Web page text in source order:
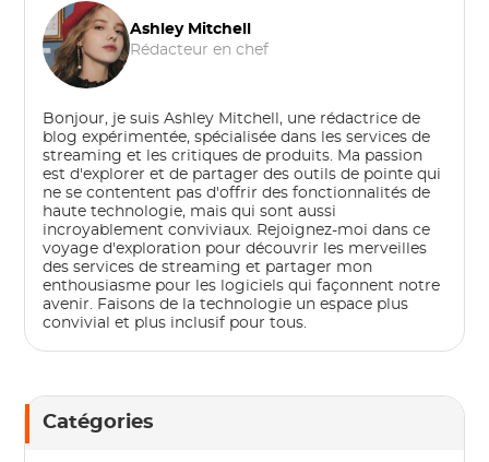
Ashley Mitchell
Rédacteur en chef
Bonjour, je suis Ashley Mitchell, une rédactrice de
blog expérimentée, spécialisée dans les services de
streaming et les critiques de produits. Ma passion
est d'explorer et de partager des outils de pointe qui
ne se contentent pas d'offrir des fonctionnalités de
haute technologie, mais qui sont aussi
incroyablement conviviaux. Rejoignez-moi dans ce
voyage d'exploration pour découvrir les merveilles
des services de streaming et partager mon
enthousiasme pour les logiciels qui façonnent notre
avenir. Faisons de la technologie un espace plus
convivial et plus inclusif pour tous.
Catégories